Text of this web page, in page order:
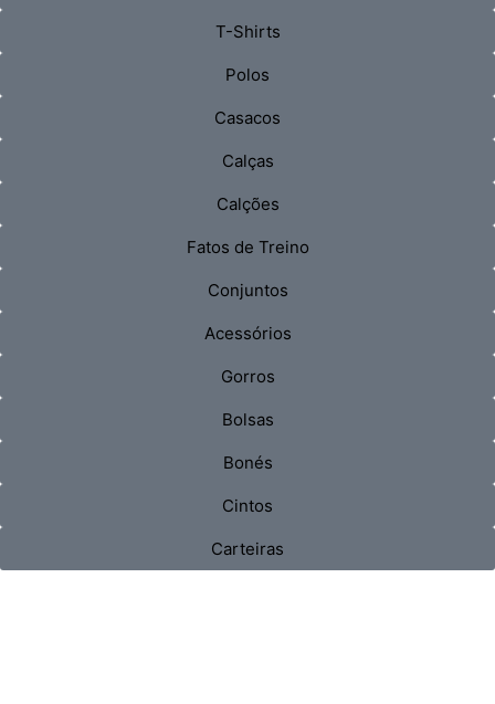
T-Shirts
Polos
Casacos
Calças
Calções
Fatos de Treino
Conjuntos
Acessórios
Gorros
Bolsas
Bonés
Cintos
Carteiras